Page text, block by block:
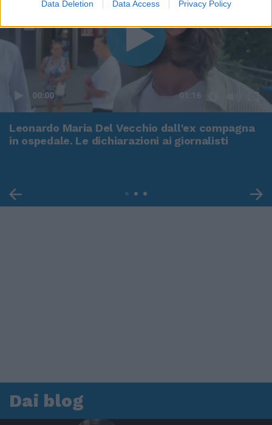
Data Deletion Data Access Privacy Policy
00:00 01:16
Leonardo Maria Del Vecchio dall'ex compagna
in ospedale. Le dichiarazioni ai giornalisti
Dai blog